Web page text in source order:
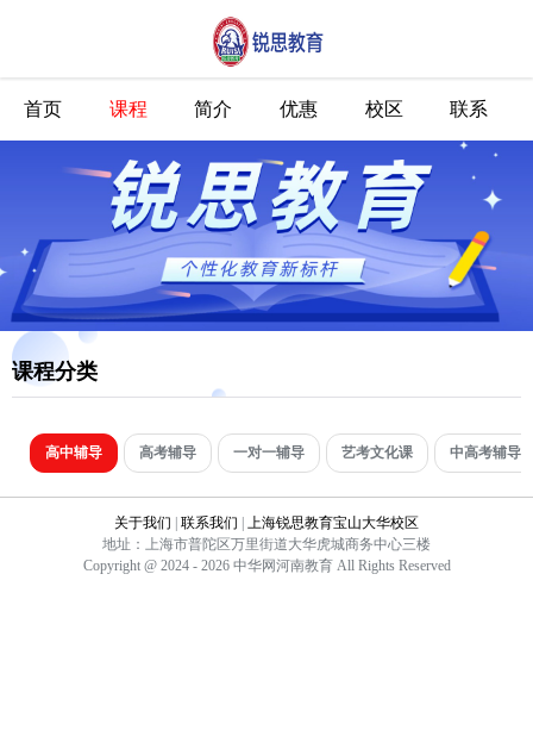
首页 课程 简介 优惠 校区 联系
课程分类
高中辅导 高考辅导 一对一辅导 艺考文化课 中高考辅导
关于我们 联系我们
上海锐思教育宝山大华校区
地址：上海市普陀区万里街道大华虎城商务中心三楼
Copyright @ 2024 - 2026 中华网河南教育 All Rights Reserved